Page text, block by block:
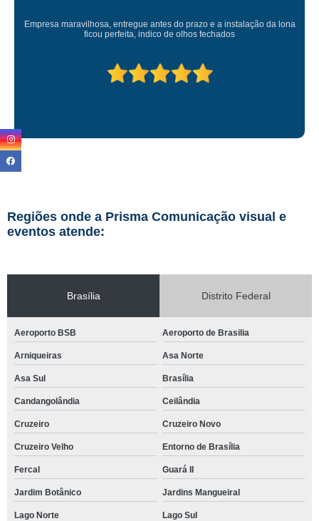
Empresa maravilhosa, entregue antes do prazo e a instalação da lona
ficou perfeita, indico de olhos fechados
Regiões onde a Prisma Comunicação visual e
eventos atende:
Brasília Distrito Federal
Aeroporto BSB Aeroporto de Brasilia
Arniqueiras Asa Norte
Asa Sul Brasília
Candangolândia Ceilândia
Cruzeiro Cruzeiro Novo
Cruzeiro Velho Entorno de Brasília
Fercal Guará II
Jardim Botânico Jardins Mangueiral
Lago Norte Lago Sul